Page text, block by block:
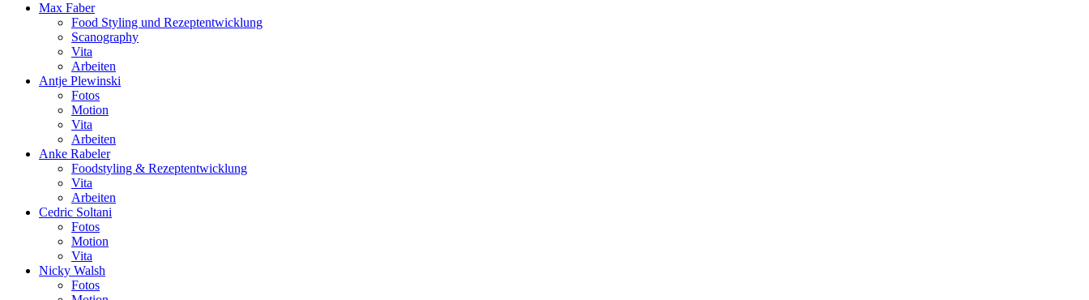
Max Faber
Food Styling und Rezeptentwicklung
Scanography
Vita
Arbeiten
Antje Plewinski
Fotos
Motion
Vita
Arbeiten
Anke Rabeler
Foodstyling & Rezeptentwicklung
Vita
Arbeiten
Cedric Soltani
Fotos
Motion
Vita
Nicky Walsh
Fotos